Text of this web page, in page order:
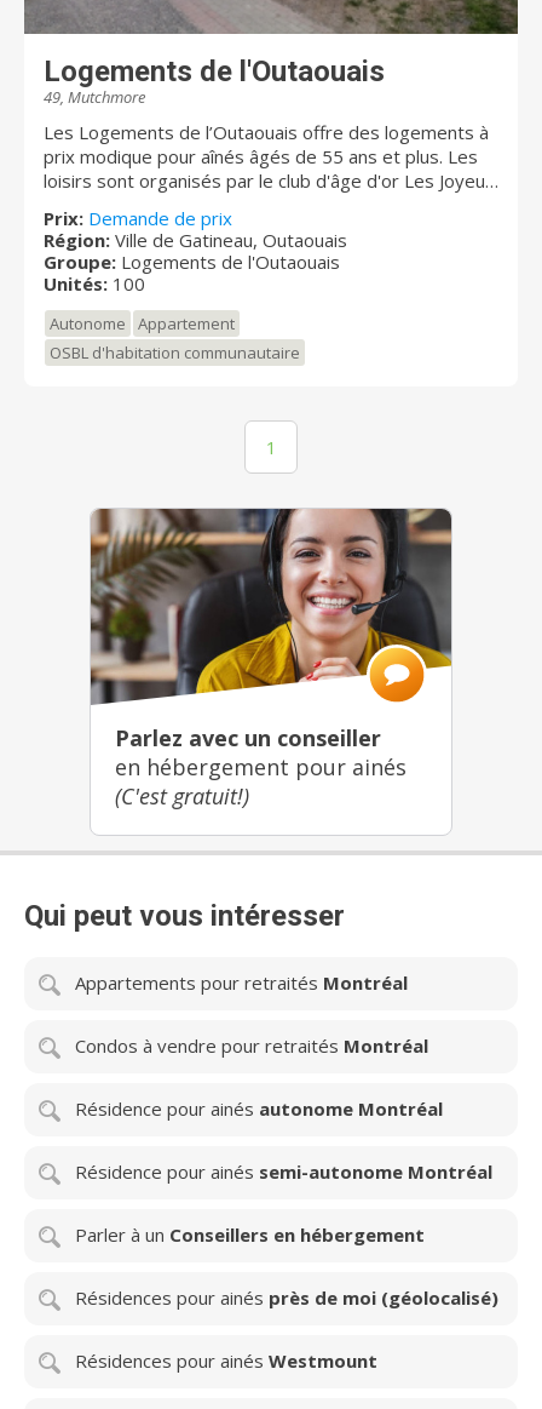
Logements de l'Outaouais
49, Mutchmore
Les Logements de l’Outaouais offre des logements à
prix modique pour aînés âgés de 55 ans et plus. Les
loisirs sont organisés par le club d'âge d'or Les Joyeux
toutes les commodités. Transport en commun à la
porte, restaurants, épiceries (La Boite à Grain, IGA,
Walmart, Super C, Maxi, Provigo etc.) stations
Tous à distance de marche et accessibles par
transport en commun à la porte.
Prix: Demande de prix
Région: Ville de Gatineau, Outaouais
Groupe: Logements de l'Outaouais
Unités: 100
Autonome
Appartement
OSBL d'habitation communautaire
1
Parlez avec un conseiller
en hébergement pour ainés
(C'est gratuit!)
Qui peut vous intéresser
Appartements pour retraités Montréal
Condos à vendre pour retraités Montréal
Résidence pour ainés autonome Montréal
Résidence pour ainés semi-autonome Montréal
Parler à un Conseillers en hébergement
Résidences pour ainés près de moi (géolocalisé)
Résidences pour ainés Westmount